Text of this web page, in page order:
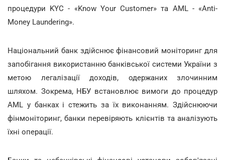
процедури KYC - «Know Your Customer» та AML - «Anti-
Money Laundering».
Національний банк здійснює фінансовий моніторинг для
запобігання використанню банківської системи України з
метою легалізації доходів, одержаних злочинним
шляхом. Зокрема, НБУ встановлює вимоги до процедур
AML у банках і стежить за їх виконанням. Здійснюючи
фінмоніторинг, банки перевіряють клієнтів та аналізують
їхні операції.